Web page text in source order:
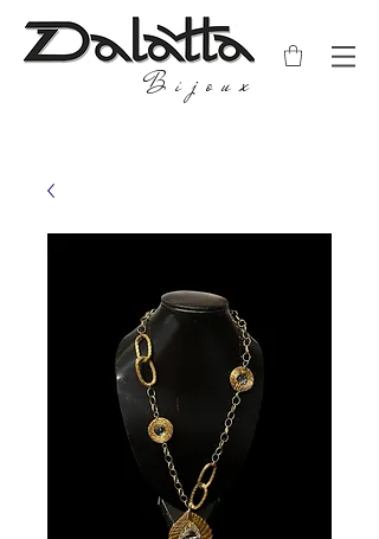
Bijoux